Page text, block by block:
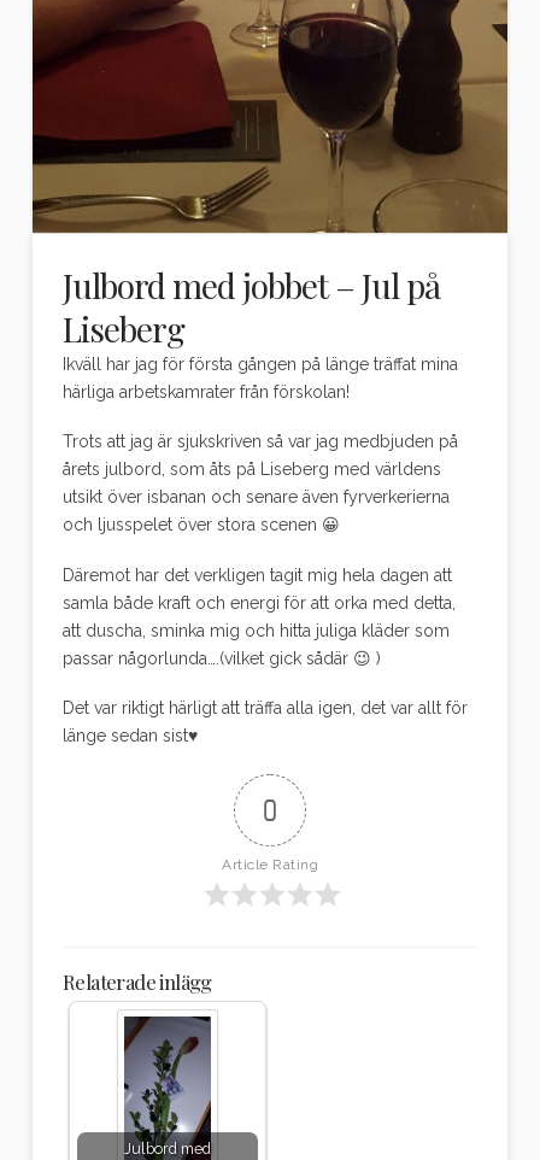
Julbord med jobbet – Jul på
Liseberg
Ikväll har jag för första gången på länge träffat mina
härliga arbetskamrater från förskolan!
Trots att jag är sjukskriven så var jag medbjuden på
årets julbord, som åts på Liseberg med världens
utsikt över isbanan och senare även fyrverkerierna
och ljusspelet över stora scenen 😀
Däremot har det verkligen tagit mig hela dagen att
samla både kraft och energi för att orka med detta,
att duscha, sminka mig och hitta juliga kläder som
passar någorlunda….(vilket gick sådär 😉 )
Det var riktigt härligt att träffa alla igen, det var allt för
länge sedan sist♥
0
Article Rating
Relaterade inlägg
Julbord med